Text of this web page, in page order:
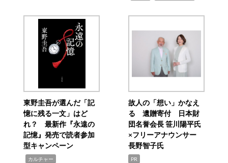
東野圭吾が選んだ「記
憶に残る一文」はど
れ？ 最新作『永遠の
記憶』発売で読者参加
型キャンペーン
カルチャー
故人の「想い」かなえ
る 遺贈寄付 日本財
団名誉会長 笹川陽平氏
×フリーアナウンサー
長野智子氏
PR